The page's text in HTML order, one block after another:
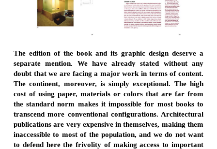
The edition of the book and its graphic design deserve a
separate mention. We have already stated without any
doubt that we are facing a major work in terms of content.
The continent, moreover, is simply exceptional. The high
cost of using paper, materials or colors that are far from
the standard norm makes it impossible for most books to
transcend more conventional configurations. Architectural
publications are very expensive in themselves, making them
inaccessible to most of the population, and we do not want
to defend here the frivolity of making access to important